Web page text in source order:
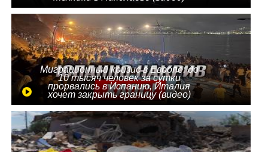
Миграционный кризис в Европе: до
10 тысяч человек за сутки
прорвались в Испанию, Италия
хочет закрыть границу (видео)